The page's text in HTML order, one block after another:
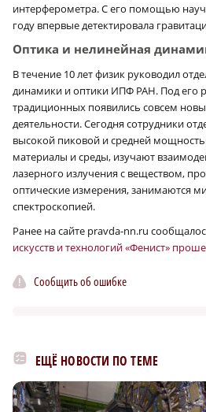
интерферометра. С его помощью
году впервые детектировала
Оптика и нелинейная
В течение 10 лет физик руководил
динамики и оптики ИПФ РАН. Под его
традиционных появились совсем
деятельности. Сегодня сотрудники
высокой пиковой и средней
материалы и среды, изучают
лазерного излучения с веществом,
оптические измерения, занимаются
спектроскопией.
Ранее на сайте pravda-nn.ru
искусств и технологий «Фенист»
Сообщить об ошибке
ЕЩЁ НОВОСТИ ПО ТЕМЕ